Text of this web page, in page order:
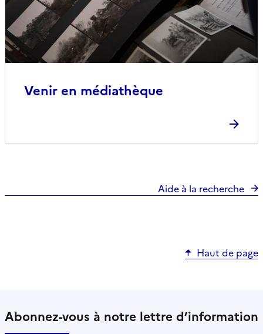
Venir en médiathèque
Aide à la recherche
Haut de page
Abonnez-vous à notre lettre d’information